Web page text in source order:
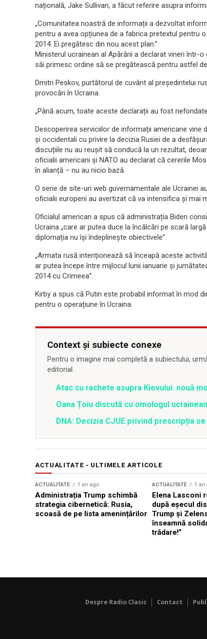
națională, Jake Sullivan, a făcut referire asupra
„Comunitatea noastră de informații a dezvoltat
pentru a avea opțiunea de a fabrica pretextul pentru
2014. Ei pregătesc din nou acest plan.”
Ministerul ucrainean al Apărării a declarat vineri într-
săi primesc ordine să se pregătească pentru astfel de
Dmitri Peskov, purtătorul de cuvânt al președintelui
provocări în Ucraina.
„Până acum, toate aceste declarații au fost
Descoperirea serviciilor de informații americane
și occidentali cu privire la decizia Rusiei de a
discuțiile nu au reușit să conducă la un rezultat,
oficialii americani și NATO au declarat că cererile
în alianță – nu au nicio bază.
O serie de site-uri web guvernamentale ale Ucrainei
oficialii europeni au avertizat că va intensifica și mai
Oficialul american a spus că administrația Biden
Ucraina „care ar putea duce la încălcări pe scară
diplomația nu își îndeplinește obiectivele”.
„Armata rusă intenționează să înceapă aceste
ar putea începe între mijlocul lunii ianuarie și
2014 cu Crimeea”.
Kirby a spus că Putin este probabil informat în mod
pentru o operațiune în Ucraina.
Context și subiecte conexe
Pentru o imagine mai completă a subiectului,
editorial.
Atac cu rachete asupra Kievului: nouă
Oana Țoiu discută cu omologul
DNA: Decizia CJUE privind prescripția
ACTUALITATE - ULTIMELE ARTICOLE
ACTUALITATE 1 an ago
Administrația Trump schimbă
strategia cibernetică: Rusia,
scoasă de pe lista amenințărilor
ACTUALITATE 1 an
Elena Lasconi
după eșecul
Trump și
înseamnă
trădare!”
Despre Radio Clasic Contact